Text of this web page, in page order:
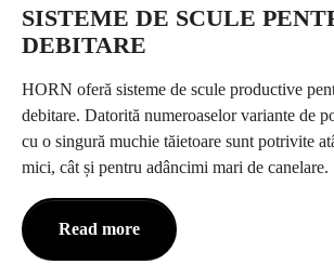
SISTEME DE SCULE
DEBITARE
HORN oferă sisteme de scule productive
debitare. Datorită numeroaselor variante de
cu o singură muchie tăietoare sunt potrivite
mici, cât și pentru adâncimi mari de canelare.
Read more